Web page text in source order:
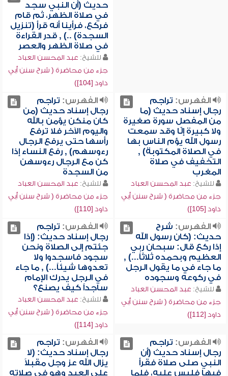
حديث (أن النبي سجد
في صلاة الظهر، ثم قام
فركع، فرأينا أنه قرأ (تنزيل
السجدة) ..) , قدر القراءة
في صلاة الظهر والعصر
للشيخ: عبد المحسن العباد
جزء من محاضرة ( شرح سنن أبي
داود [104])
الفهرس: تراجم
رجال إسناد حديث (ما
من المفصل سورة صغيرة
ولا كبيرة إلّا وقد سمعت
رسول الله يؤم الناس بها
في الصلاة المكتوبة) ,
التخفيف في صلاة
المغرب
للشيخ: عبد المحسن العباد
جزء من محاضرة ( شرح سنن أبي
داود [105])
الفهرس: تراجم
رجال إسناد حديث (من
كان منكن يؤمن بالله
واليوم الآخر فلا ترفع
رأسها حتى يرفع الرجال
رءوسهم) , رفع النساء إذا
كن مع الرجال رءوسهن
من السجدة
للشيخ: عبد المحسن العباد
جزء من محاضرة ( شرح سنن أبي
داود [110])
الفهرس: شرح
حديث: (كان رسول الله
إذا ركع قال: سبحان ربي
العظيم وبحمده ثلاثاً...) ,
ما جاء في ما يقول الرجل
في ركوعه وسجوده
للشيخ: عبد المحسن العباد
جزء من محاضرة ( شرح سنن أبي
داود [112])
الفهرس: تراجم
رجال إسناد حديث: (إذا
جئتم إلى الصلاة ونحن
سجود فاسجدوا ولا
تعدوها شيئاً...) , ما جاء
في الرجل يدرك الإمام
ساجداً كيف يصنع؟
للشيخ: عبد المحسن العباد
جزء من محاضرة ( شرح سنن أبي
داود [114])
الفهرس: تراجم
رجال إسناد حديث (أن
النبي صلى صلاة فقرأ
فيها فلبس عليه، فلما
الفهرس: تراجم
رجال إسناد حديث: (لا
يزال الله عز وجل مقبلاً
على العبد وهو في صلاته